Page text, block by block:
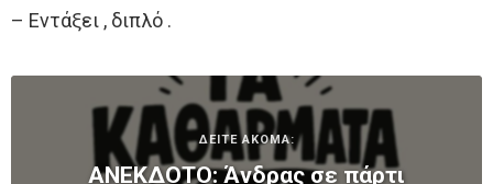
– Εντάξει , διπλό .
ΔΕΙΤΕ ΑΚΟΜΑ:
ΑΝΕΚΔΟΤΟ: Άνδρας σε πάρτι